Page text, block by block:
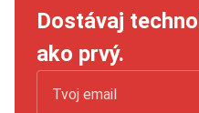
Dostávaj
ako prvý.